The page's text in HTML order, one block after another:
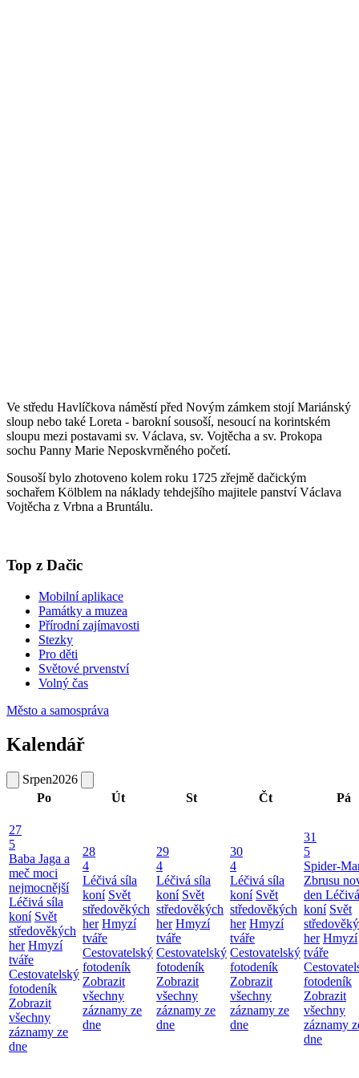
Ve středu Havlíčkova náměstí před Novým zámkem stojí Mariánský
sloup nebo také Loreta - barokní sousoší, nesoucí na korintském
sloupu mezi postavami sv. Václava, sv. Vojtěcha a sv. Prokopa
sochu Panny Marie Neposkvrněného početí.
Sousoší bylo zhotoveno kolem roku 1725 zřejmě dačickým
sochařem Kölblem na náklady tehdejšího majitele panství Václava
Vojtěcha z Vrbna a Bruntálu.
Top z Dačic
Mobilní aplikace
Památky a muzea
Přírodní zajímavosti
Stezky
Pro děti
Světové prvenství
Volný čas
Město a samospráva
Kalendář
Srpen2026
Po
Út St Čt Pá
27
5
Baba Jaga a
meč moci
nejmocnější
Léčivá síla
koní Svět
středověkých
her Hmyzí
tváře
Cestovatelský
fotodeník
Zobrazit
všechny
záznamy ze
dne
28
4
Léčivá síla
koní Svět
středověkých
her Hmyzí
tváře
Cestovatelský
fotodeník
Zobrazit
všechny
záznamy ze
dne
29
4
Léčivá síla
koní Svět
středověkých
her Hmyzí
tváře
Cestovatelský
fotodeník
Zobrazit
všechny
záznamy ze
dne
30
4
Léčivá síla
koní Svět
středověkých
her Hmyzí
tváře
Cestovatelský
fotodeník
Zobrazit
všechny
záznamy ze
dne
31
5
Spider-
Zbrusu
den
koní Svět
her Hmyzí
tváře
fotodeník
Zobrazit
všechny
záznamy
dne